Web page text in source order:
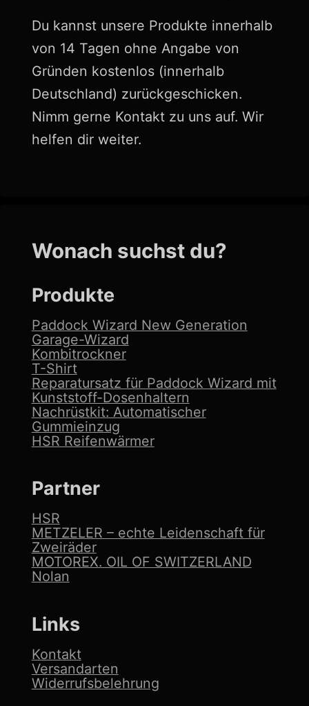
Du kannst unsere Produkte innerhalb
von 14 Tagen ohne Angabe von
Gründen kostenlos (innerhalb
Deutschland) zurückgeschicken.
Nimm gerne Kontakt zu uns auf. Wir
helfen dir weiter.
Wonach suchst du?
Produkte
Paddock Wizard New Generation
Garage-Wizard
Kombitrockner
T-Shirt
Reparatursatz für Paddock Wizard mit
Kunststoff-Dosenhaltern
Nachrüstkit: Automatischer
Gummieinzug
HSR Reifenwärmer
Partner
HSR
METZELER – echte Leidenschaft für
Zweiräder
MOTOREX. OIL OF SWITZERLAND
Nolan
Links
Kontakt
Versandarten
Widerrufsbelehrung